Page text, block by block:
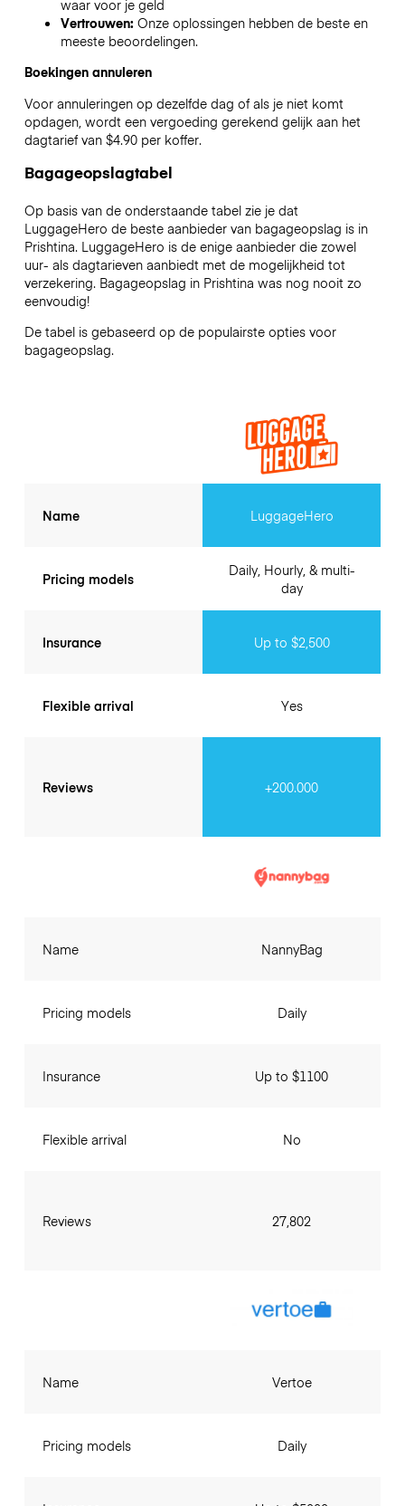
waar voor je geld
Vertrouwen: Onze oplossingen hebben de beste en
meeste beoordelingen.
Boekingen annuleren
Voor annuleringen op dezelfde dag of als je niet komt
opdagen, wordt een vergoeding gerekend gelijk aan het
dagtarief van $4.90 per koffer.
Bagageopslagtabel
Op basis van de onderstaande tabel zie je dat
LuggageHero de beste aanbieder van bagageopslag is in
Prishtina. LuggageHero is de enige aanbieder die zowel
uur- als dagtarieven aanbiedt met de mogelijkheid tot
verzekering. Bagageopslag in Prishtina was nog nooit zo
eenvoudig!
De tabel is gebaseerd op de populairste opties voor
bagageopslag.
Name
Pricing models
Insurance
Flexible arrival
Reviews
LuggageHero
Daily, Hourly, & multi-
day
Up to $2,500
Yes
+200.000
Name
Pricing models
Insurance
Flexible arrival
Reviews
NannyBag
Daily
Up to $1100
No
27,802
Name
Pricing models
Vertoe
Daily